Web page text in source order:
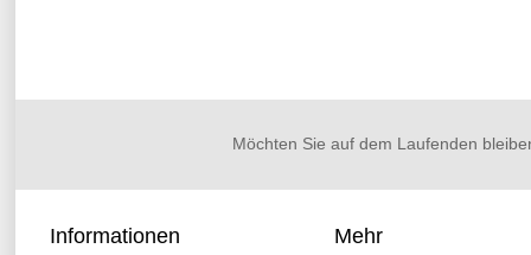
Möchten Sie auf dem Laufenden
Informationen Mehr